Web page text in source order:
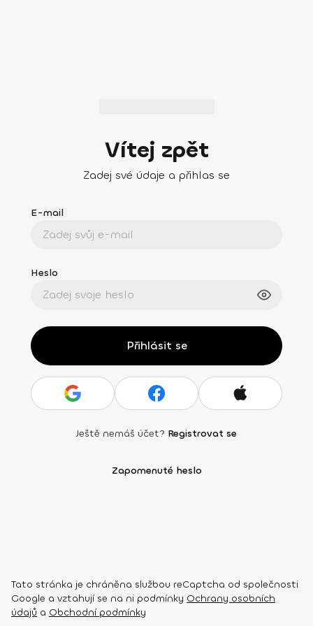
Vítej zpět
Zadej své údaje a přihlas se
E-mail
Heslo
Přihlásit se
Ještě nemáš účet? Registrovat se
Zapomenuté heslo
Tato stránka je chráněna službou reCaptcha od společnosti
Google a vztahují se na ni podmínky Ochrany osobních
údajů a Obchodní podmínky